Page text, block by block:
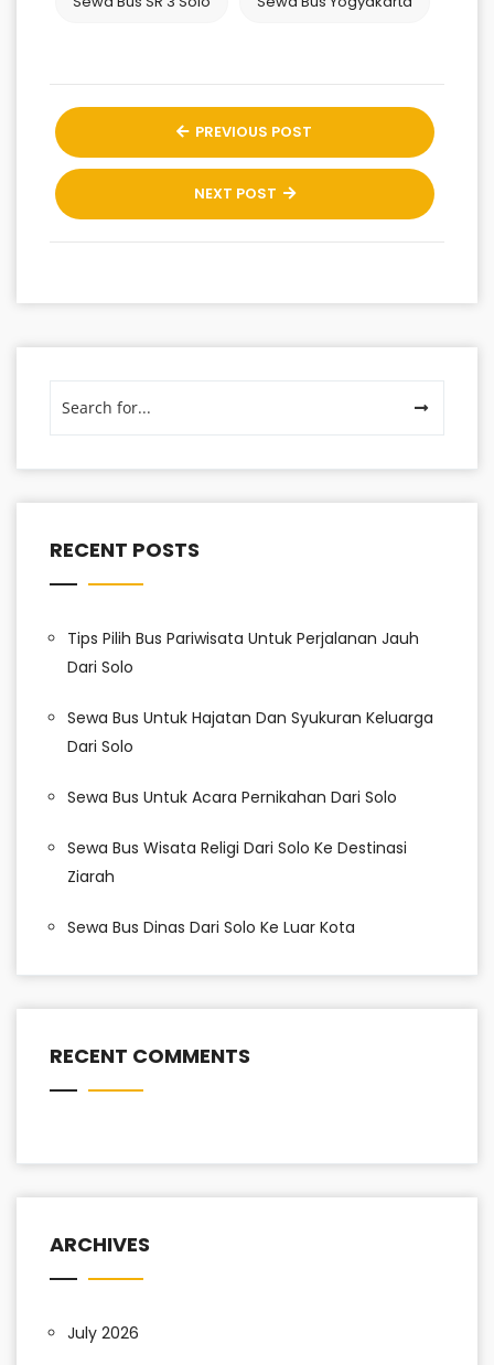
PREVIOUS POST
NEXT POST
RECENT POSTS
Tips Pilih Bus Pariwisata Untuk Perjalanan Jauh
Dari Solo
Sewa Bus Untuk Hajatan Dan Syukuran Keluarga
Dari Solo
Sewa Bus Untuk Acara Pernikahan Dari Solo
Sewa Bus Wisata Religi Dari Solo Ke Destinasi
Ziarah
Sewa Bus Dinas Dari Solo Ke Luar Kota
RECENT COMMENTS
ARCHIVES
July 2026